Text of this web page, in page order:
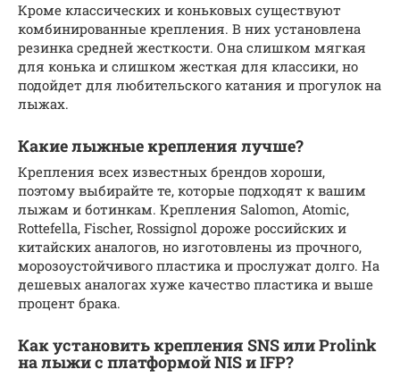
Кроме классических и коньковых существуют
комбинированные крепления. В них установлена
резинка средней жесткости. Она слишком мягкая
для конька и слишком жесткая для классики, но
подойдет для любительского катания и прогулок на
лыжах.
Какие лыжные крепления лучше?
Крепления всех известных брендов хороши,
поэтому выбирайте те, которые подходят к вашим
лыжам и ботинкам. Крепления Salomon, Atomic,
Rottefella, Fischer, Rossignol дороже российских и
китайских аналогов, но изготовлены из прочного,
морозоустойчивого пластика и прослужат долго. На
дешевых аналогах хуже качество пластика и выше
процент брака.
Как установить крепления SNS или Prolink
на лыжи с платформой NIS и IFP?